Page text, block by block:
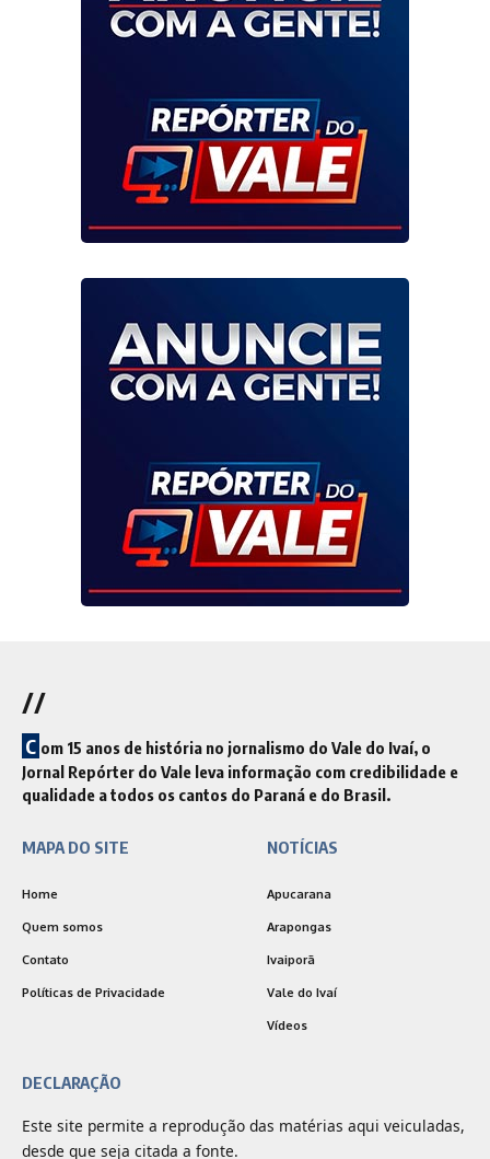
//
C om 15 anos de história no jornalismo do Vale do Ivaí, o
Jornal Repórter do Vale leva informação com credibilidade e
qualidade a todos os cantos do Paraná e do Brasil.
MAPA DO SITE
Home
Quem somos
Contato
Políticas de Privacidade
NOTÍCIAS
Apucarana
Arapongas
Ivaiporã
Vale do Ivaí
Vídeos
DECLARAÇÃO
Este site permite a reprodução das matérias aqui veiculadas,
desde que seja citada a fonte.